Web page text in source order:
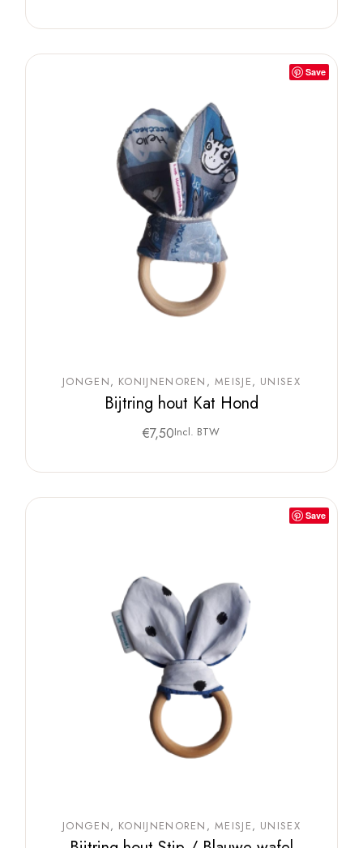
Save
JONGEN KONIJNENOREN MEISJE UNISEX
Bijtring hout Kat Hond
€7,50Incl. BTW
Save
JONGEN KONIJNENOREN MEISJE UNISEX